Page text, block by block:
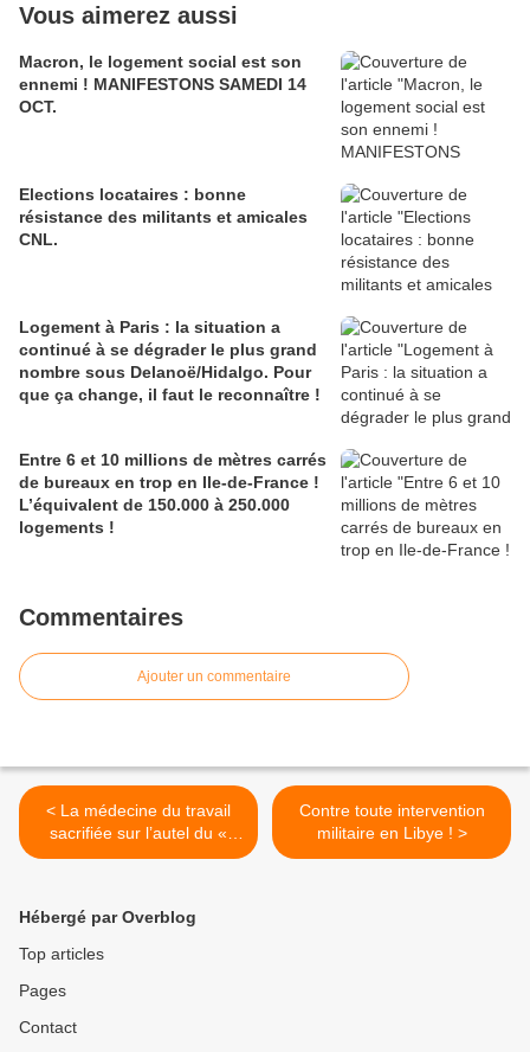
Vous aimerez aussi
Macron, le logement social est son
ennemi ! MANIFESTONS SAMEDI 14
OCT.
Elections locataires : bonne
résistance des militants et amicales
CNL.
Logement à Paris : la situation a
continué à se dégrader le plus grand
nombre sous Delanoë/Hidalgo. Pour
que ça change, il faut le reconnaître !
Entre 6 et 10 millions de mètres carrés
de bureaux en trop en Ile-de-France !
L’équivalent de 150.000 à 250.000
logements !
Commentaires
Ajouter un commentaire
< La médecine du travail
sacrifiée sur l’autel du «
dialogue social » ?
proposition de loi NC-UMP.
Contre toute intervention
militaire en Libye ! >
Hébergé par Overblog
Top articles
Pages
Contact